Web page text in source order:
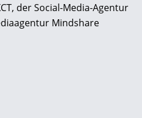
der Social-Media-Agentur
Mindshare